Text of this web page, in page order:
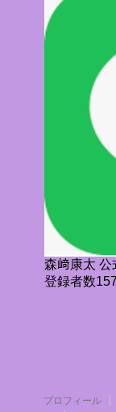
森﨑康太 公
登録者数
プロフィール